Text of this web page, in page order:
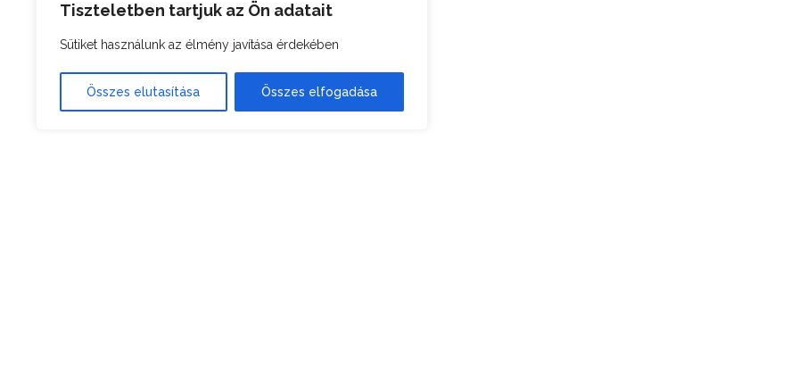
Tiszteletben tartjuk az Ön adatait
Sütiket használunk az élmény javítása érdekében
Összes elutasítása Összes elfogadása